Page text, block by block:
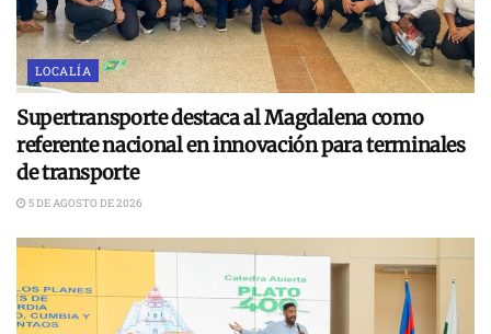
LOCALÍA
Supertransporte destaca al Magdalena como
referente nacional en innovación para terminales
de transporte
5 DE AGOSTO DE 2026